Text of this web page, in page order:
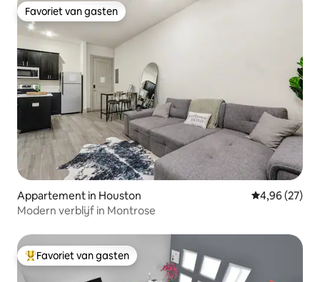
Favoriet van gasten
Favoriet van gasten
Appartement in Houston Gemiddelde
4,96 (27)
Modern verblijf in Montrose
Topfavoriet van gasten
Favoriet van gasten